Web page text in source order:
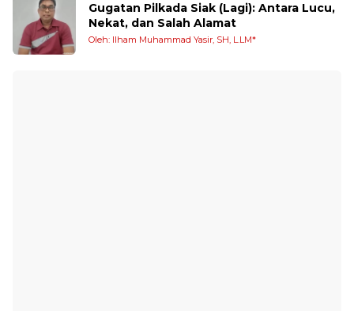
Gugatan Pilkada Siak (Lagi): Antara Lucu,
Nekat, dan Salah Alamat
Oleh: Ilham Muhammad Yasir, SH, L.LM*